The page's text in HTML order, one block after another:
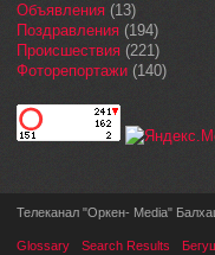
Объявления (13)
Поздравления (194)
Происшествия (221)
Фоторепортажи (140)
Телеканал "Оркен- Media"
Glossary Search Results